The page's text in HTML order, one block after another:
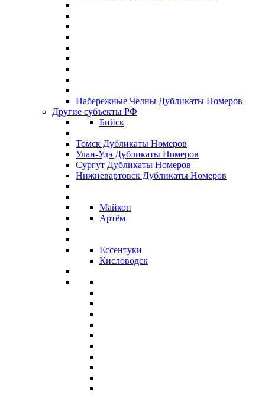
Набережные Челны Дубликаты Номеров
Другие субъекты РФ
Бийск
Томск Дубликаты Номеров
Улан-Удэ Дубликаты Номеров
Сургут Дубликаты Номеров
Нижневартовск Дубликаты Номеров
Майкоп
Артём
Ессентуки
Кисловодск